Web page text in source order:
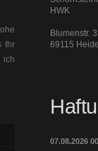
HWK
Blumenstr.
69115
07.08.2026
Ihr
ich